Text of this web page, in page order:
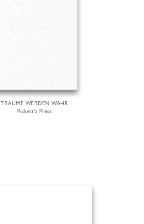
TRÄUME WERDEN WAHR
Pickett's Press